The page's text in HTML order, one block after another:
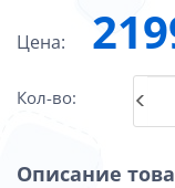
Цена:
Кол-во:
Описание